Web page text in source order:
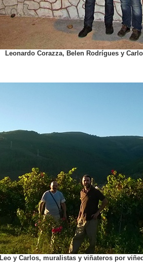
Leonardo Corazza, Belen Rodrígues y
Leo y Carlos, muralistas y viñateros por